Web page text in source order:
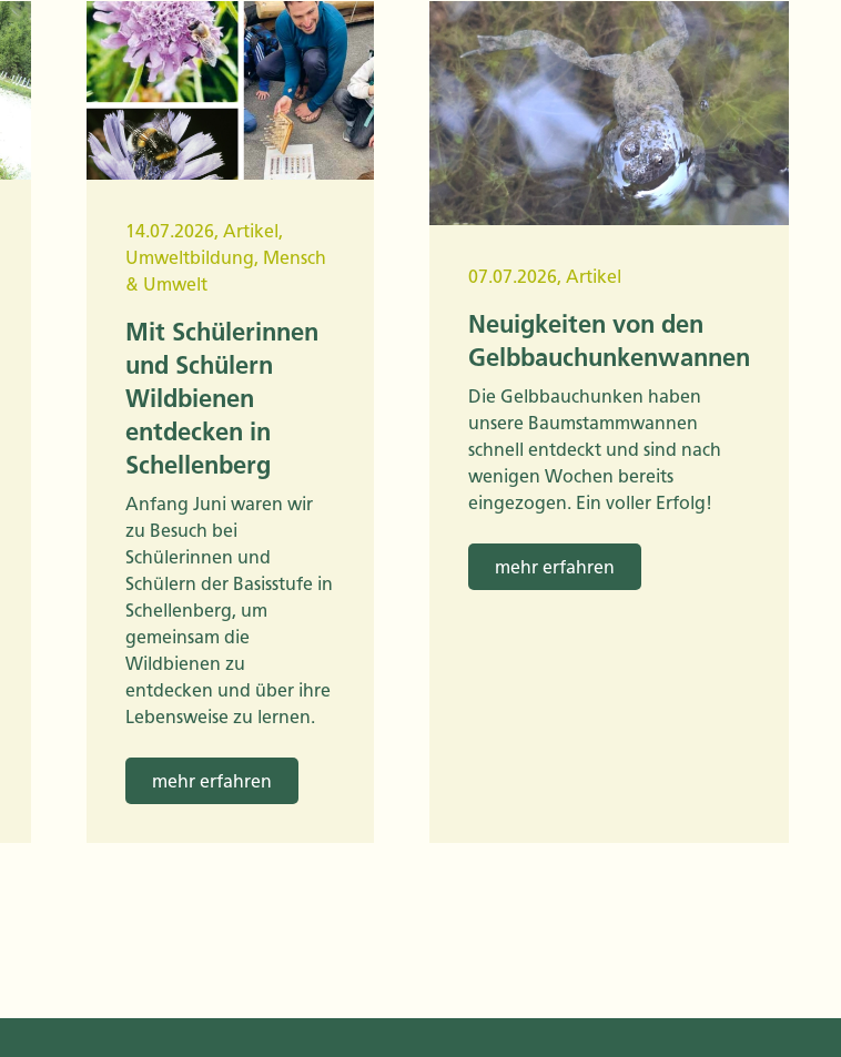
14.07.2026,Artikel ,
Umweltbildung, Mensch
& Umwelt
Mit Schülerinnen
und Schülern
Wildbienen
entdecken in
Schellenberg
Anfang Juni waren wir
zu Besuch bei
Schülerinnen und
Schülern der Basisstufe in
Schellenberg, um
gemeinsam die
Wildbienen zu
entdecken und über ihre
Lebensweise zu lernen.
mehr erfahren
07.07.2026, Artikel
Neuigkeiten von den
Gelbbauchunkenwannen
Die Gelbbauchunken haben
unsere Baumstammwannen
schnell entdeckt und sind nach
wenigen Wochen bereits
eingezogen. Ein voller Erfolg!
mehr erfahren